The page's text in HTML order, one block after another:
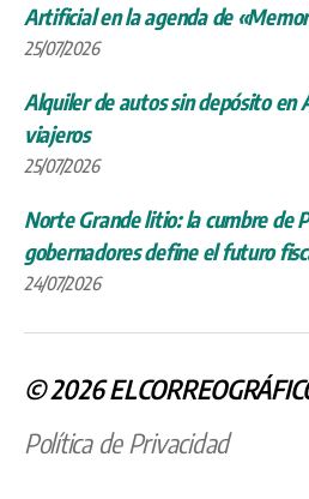
Artificial en la agenda de
25/07/2026
Alquiler de autos sin depósito en
viajeros
25/07/2026
Norte Grande litio: la cumbre de
gobernadores define el futuro
24/07/2026
© 2026
Política de Privacidad